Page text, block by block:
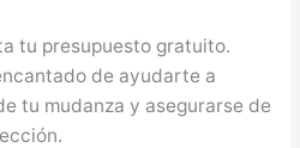
tu presupuesto gratuito.
de ayudarte a
tu mudanza y asegurarse de